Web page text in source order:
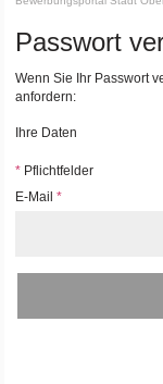
Passwort
Wenn Sie Ihr Passwort
anfordern:
Ihre Daten
* Pflichtfelder
E-Mail*